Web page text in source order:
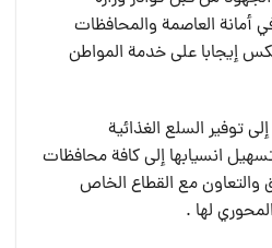
أمانة العاصمة والمحافظات
إيجابا على خدمة المواطن
توفير السلع الغذائية
انسيابها إلى كافة محافظات
والتعاون مع القطاع الخاص
لها .